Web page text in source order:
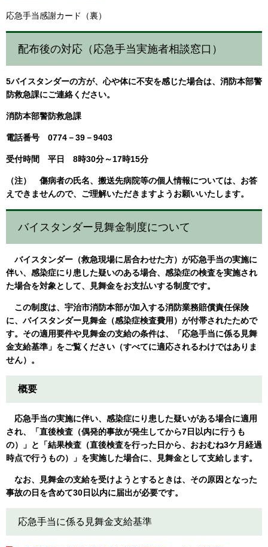
応急手当感謝カード（裏）
配布後の対応（応急手当実施者相談窓口）
5バイスタンダーの方が、心や体に不安を感じた場合は、消防本部警
防救急課にご連絡ください。
消防本部警防救急課
電話番号 0774－39－9403
受付時間 平日 8時30分～17時15分
（注） 傷病者の氏名、搬送先病院等の個人情報については、お答
えできませんので、ご理解いただきますようお願いいたします。
バイスタンダー見舞金制度について
バイスタンダー（救急現場に居合わせた方）が応急手当の実施に
伴い、感染症にり患した疑いのある場合、感染症の検査を実施され
た場合を対象として、見舞金をお支払いする制度です。
この制度は、宇治市消防本部が加入する消防業務賠償責任保険
に、バイスタンダー見舞金（感染症検査費用）が付帯されたためで
す。その適用要件や見舞金の支給の条件は、
「応急手当に係る見舞
金支給基準」 をご覧ください（すべてに適応されるわけではありま
せん）。
概要
応急手当の実施に伴い、感染症にり患した疑いがある場合に適用
され、「直後検査（偶発的事故が発生してから7日以内に行うも
の）」と「結果検査（直後検査を行った日から、おおむね3ケ月経過
時点で行うもの）」を実施した場合に、見舞金として支給します。
なお、見舞金の支給を受けようとするときは、その原因となった
事故の日を含めて30日以内に届出が必要です。
応急手当に係る見舞金支給基準